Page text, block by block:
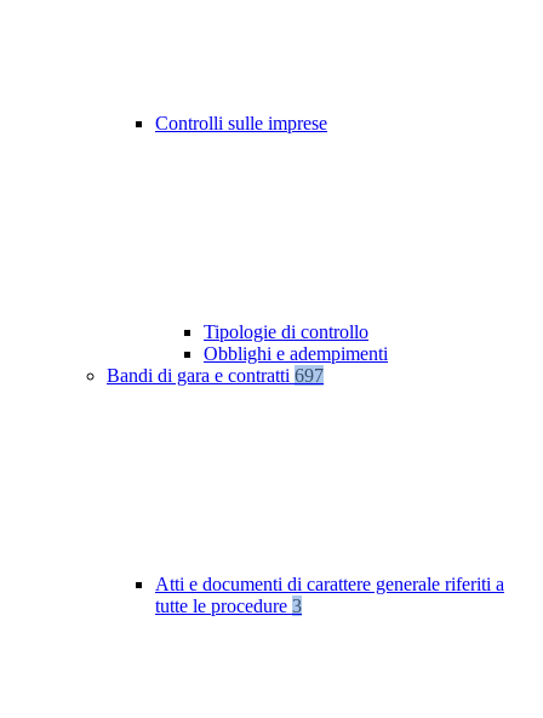
Controlli sulle imprese
Tipologie di controllo
Obblighi e adempimenti
Bandi di gara e contratti 697
Atti e documenti di carattere generale riferiti a
tutte le procedure 3